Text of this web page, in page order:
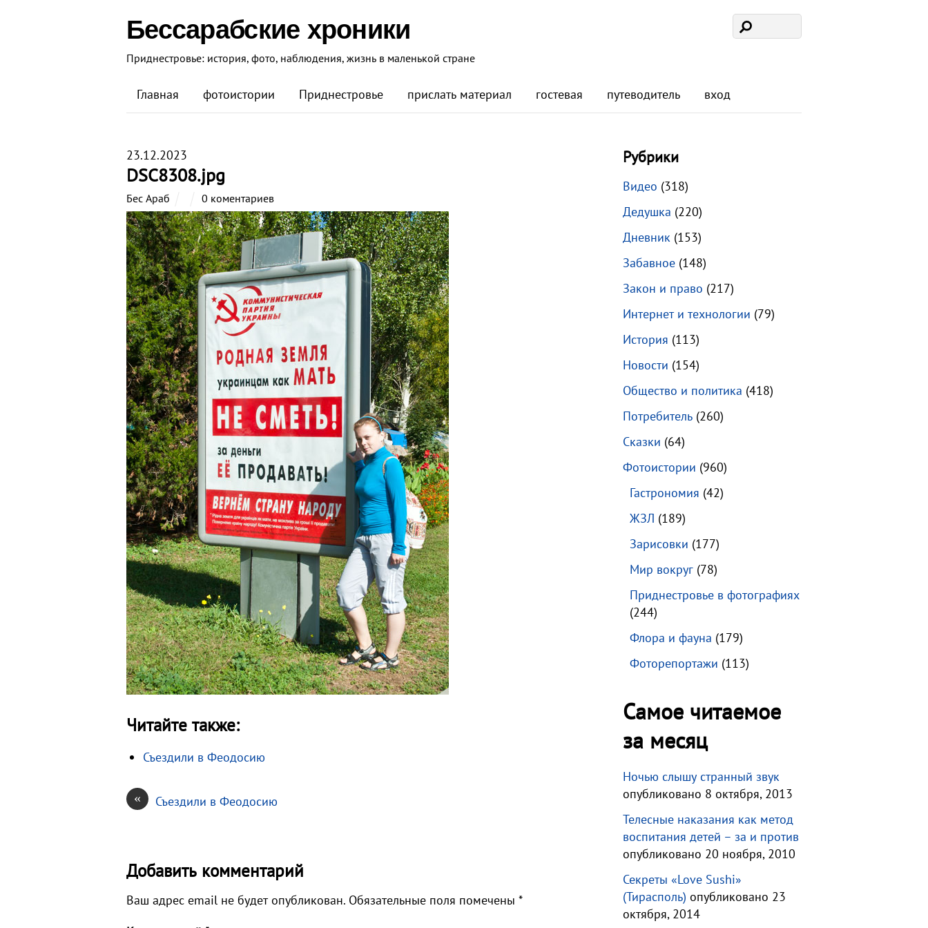
Бессарабские хроники
Приднестровье: история, фото, наблюдения, жизнь в маленькой стране
Главная фотоистории Приднестровье прислать материал гостевая путеводитель вход
23.12.2023
DSC8308.jpg
Бес Араб 0 коментариев
Читайте также:
Съездили в Феодосию
« Съездили в Феодосию
Добавить комментарий
Ваш адрес email не будет опубликован. Обязательные поля помечены *
Рубрики
Видео (318)
Дедушка (220)
Дневник(153)
Забавное(148)
Закон и право (217)
Интернет и технологии (79)
История (113)
Новости (154)
Общество и политика (418)
Потребитель(260)
Сказки (64)
Фотоистории (960)
Гастрономия (42)
ЖЗЛ (189)
Зарисовки (177)
Мир вокруг(78)
Приднестровье в фотографиях
(244)
Флора и фауна (179)
Фоторепортажи (113)
Самое читаемое
за месяц
Ночью слышу странный звук
опубликовано 8 октября, 2013
Телесные наказания как метод
воспитания детей – за и против
опубликовано 20 ноября, 2010
Секреты «Love Sushi»
(Тирасполь) опубликовано 23
октября, 2014